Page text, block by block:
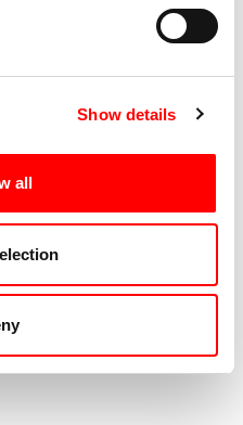
Show details
all
con
e con Tanja Erhart
” di Romeo Castellucci
E’ oggi docente del
more dance?
CNA di Reggio Emilia.